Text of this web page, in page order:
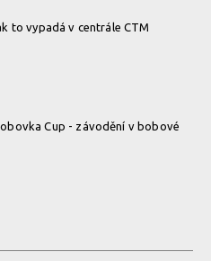
to vypadá v centrále CTM
Cup - závodění v bobové